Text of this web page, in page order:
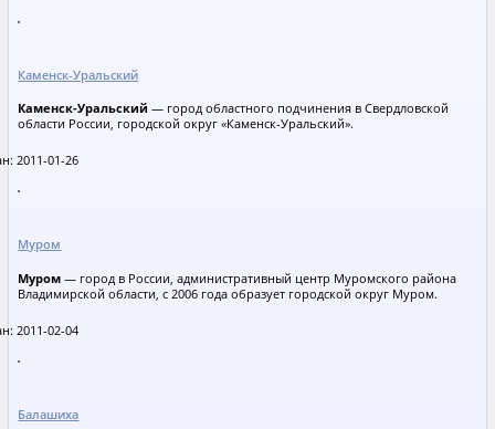
Каменск-Уральский
Каменск-Уральский — город областного подчинения в Свердловской
области России, городской округ «Каменск-Уральский».
2011-01-26
Муром
Муром — город в России, административный центр Муромского района
Владимирской области, с 2006 года образует городской округ Муром.
2011-02-04
Балашиха